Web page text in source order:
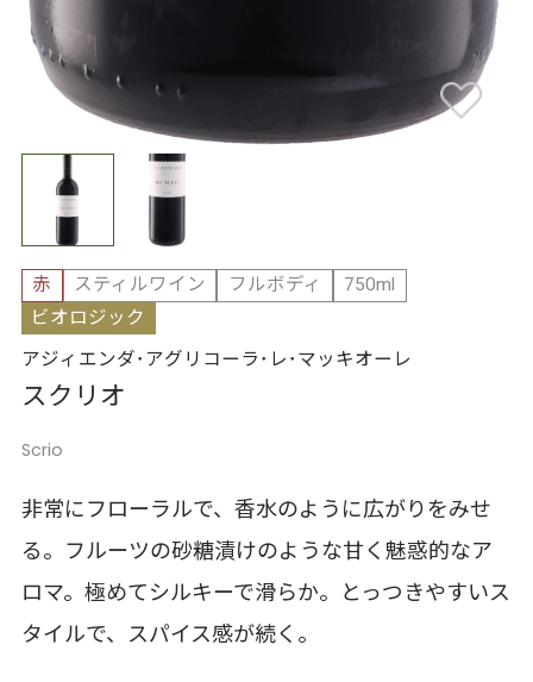
赤 スティルワイン フルボディ
750ml
ビオロジック
アジィエンダ･アグリコーラ･レ･マッキオーレ
スクリオ
Scrio
非常にフローラルで、香水のように広がりをみせ
る。フルーツの砂糖漬けのような甘く魅惑的なア
ロマ。極めてシルキーで滑らか。とっつきやすいス
タイルで、スパイス感が続く。